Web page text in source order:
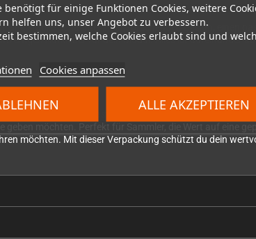
benötigt für einige Funktionen Cookies, weitere
helfen uns, unser Angebot zu verbessern.
bestimmen, welche Cookies erlaubt sind und
Cookies anpassen
ALLE AKZEPTIEREN
stabile Schachtel im ansprechenden Design, einen
Aufkleber für dein Modul. Alles ist aufeinander
– das Master Everdrive selbst ist nicht
möchten. Perfekt für Sammler, die Wert auf eine
möchten. Mit dieser Verpackung schützt du dein